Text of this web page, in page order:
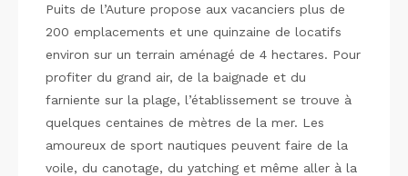
Puits de l’Auture propose aux vacanciers plus de
200 emplacements et une quinzaine de locatifs
environ sur un terrain aménagé de 4 hectares. Pour
profiter du grand air, de la baignade et du
farniente sur la plage, l’établissement se trouve à
quelques centaines de mètres de la mer. Les
amoureux de sport nautiques peuvent faire de la
voile, du canotage, du yatching et même aller à la